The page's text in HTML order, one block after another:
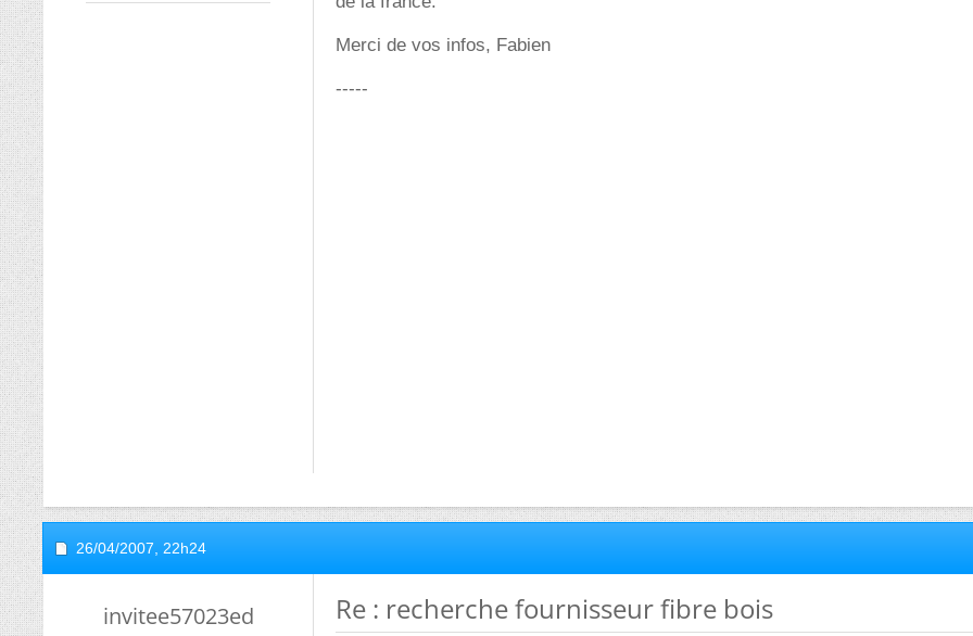
Merci de vos infos, Fabien
-----
26/04/2007, 22h24
invitee57023ed Re : recherche fournisseur fibre bois